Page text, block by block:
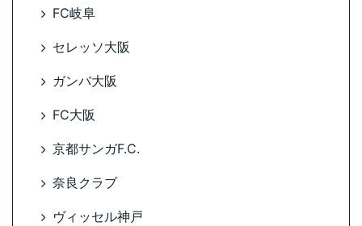
FC岐阜
セレッソ大阪
ガンバ大阪
FC大阪
京都サンガF.C.
奈良クラブ
ヴィッセル神戸